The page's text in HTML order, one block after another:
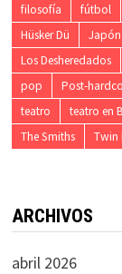
filosofía
fútbol
Hüsker Dü
Japón
Los Desheredados
pop
Post-
teatro
teatro en
The Smiths
Twin
ARCHIVOS
abril 2026